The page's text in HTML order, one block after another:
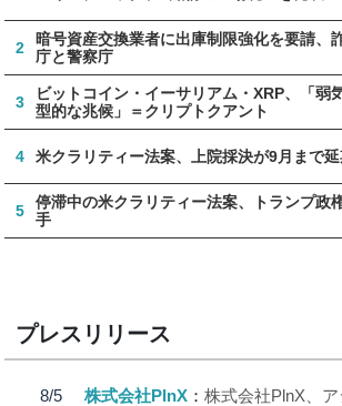
2
暗号資産交換業者に出庫制限強化を要請
庁と警察庁
3
ビットコイン・イーサリアム・XRP、「弱
型的な兆候」＝クリプトクアント
4 米クラリティー法案、上院採決が9月まで
5
停滞中の米クラリティー法案、トランプ政
手
プレスリリース
8/5
株式会社PlnX
株式会社PlnX、